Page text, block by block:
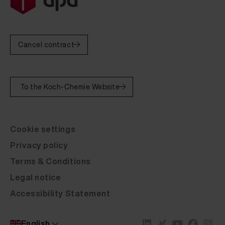
Fluid Leather Aston Martin moonshadow 20 ml
Fluid Leather Aston Martin magnolia 20 ml
Fluid Leather Aston Martin olive green 20 ml
Fluid Leather Aston Martin forest green 20 ml
Fluid Leather Aston Martin st. james red 20 ml
Fluid Leather Aston Martin parliament green 20 ml
Fluid Leather Aston Martin shark blue 20 ml
Cancel contract
To the Koch-Chemie Website
Cookie settings
Privacy policy
Terms & Conditions
Legal notice
Accessibility Statement